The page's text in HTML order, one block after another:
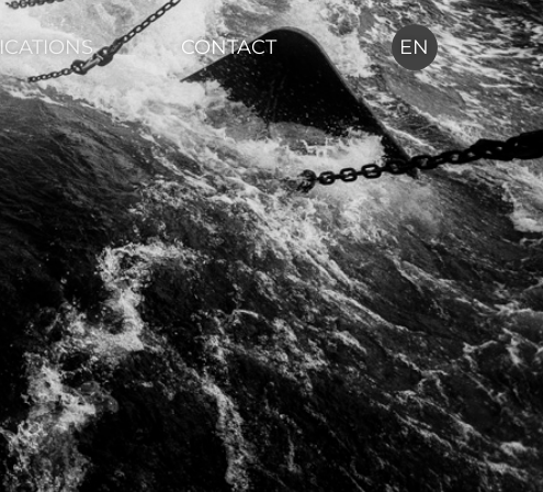
CONTACT EN